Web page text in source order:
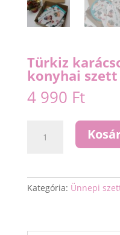
Türkiz
konyhai szett
4 990 Ft
karácsony
szett
mennyiség
Kategória: Ünnepi